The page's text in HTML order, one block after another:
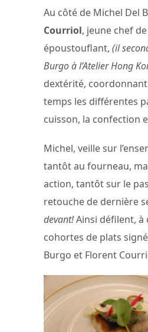
Au côté de Michel Del
Courriol, jeune chef
époustouflant, (il
Burgo à l’Atelier Hong
dextérité,
temps les différentes
cuisson, la confection
Michel, veille sur
tantôt au fourneau,
action, tantôt sur le
retouche de dernière
devant!Ainsi défilent, à
cohortes de plats
Burgo et Florent